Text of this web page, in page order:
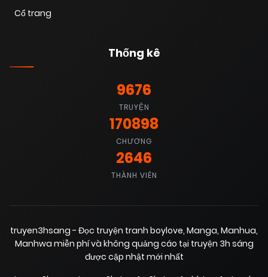
Cổ trang
Thống kê
9676
TRUYỆN
170898
CHƯƠNG
2646
THÀNH VIÊN
truyen3hsang - Đọc truyện tranh boylove, Manga, Manhua,
Manhwa miễn phí và không quảng cáo tại truyện 3h sáng
được cập nhật mới nhất